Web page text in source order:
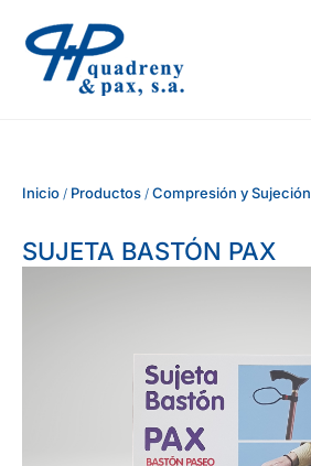
Inicio / Productos / Compresión y Sujeción
SUJETA BASTÓN PAX